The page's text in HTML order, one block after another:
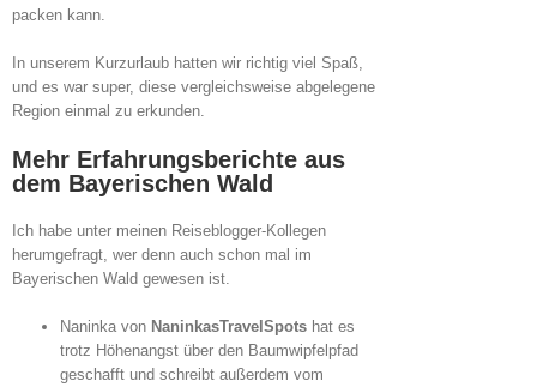
packen kann.
In unserem Kurzurlaub hatten wir richtig viel Spaß,
und es war super, diese vergleichsweise abgelegene
Region einmal zu erkunden.
Mehr Erfahrungsberichte aus
dem Bayerischen Wald
Ich habe unter meinen Reiseblogger-Kollegen
herumgefragt, wer denn auch schon mal im
Bayerischen Wald gewesen ist.
Naninka von NaninkasTravelSpots hat es
trotz Höhenangst über den Baumwipfelpfad
geschafft und schreibt außerdem vom